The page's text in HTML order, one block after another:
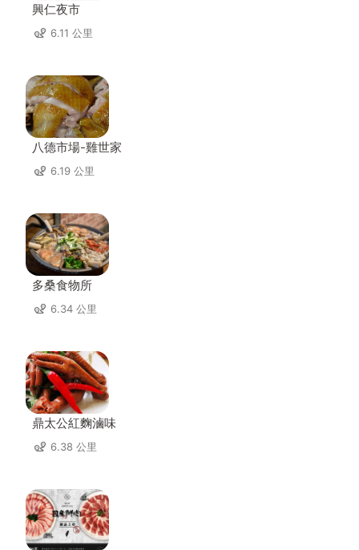
興仁夜市
6.11 公里
八德市場-雞世家
6.19 公里
多桑食物所
6.34 公里
鼎太公紅麴滷味
6.38 公里